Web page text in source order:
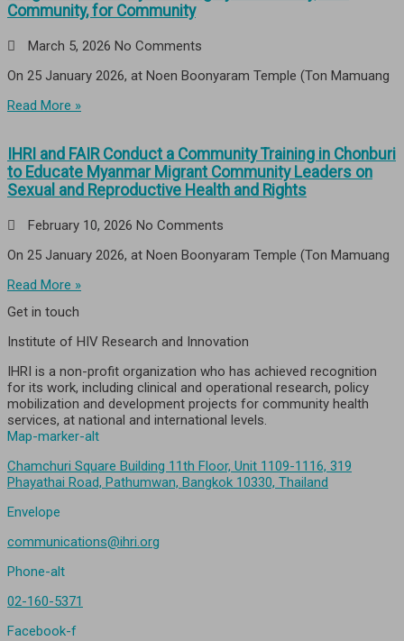
Community, for Community
March 5, 2026 No Comments
On 25 January 2026, at Noen Boonyaram Temple (Ton Mamuang
Read More »
IHRI and FAIR Conduct a Community Training in Chonburi
to Educate Myanmar Migrant Community Leaders on
Sexual and Reproductive Health and Rights
February 10, 2026 No Comments
On 25 January 2026, at Noen Boonyaram Temple (Ton Mamuang
Read More »
Get in touch
Institute of HIV Research and Innovation
IHRI is a non-profit organization who has achieved recognition
for its work, including clinical and operational research, policy
mobilization and development projects for community health
services, at national and international levels.
Map-marker-alt
Chamchuri Square Building 11th Floor, Unit 1109-1116, 319
Phayathai Road, Pathumwan, Bangkok 10330, Thailand
Envelope
communications@ihri.org
Phone-alt
02-160-5371
Facebook-f